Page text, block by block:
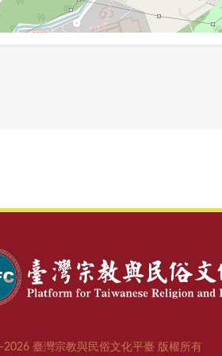
臺灣宗教與民俗文化平臺 版權所有